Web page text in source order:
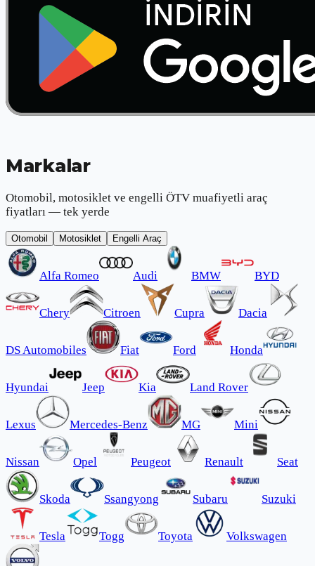
Markalar
Otomobil, motosiklet ve engelli ÖTV muafiyetli araç
fiyatları — tek yerde
Otomobil Motosiklet Engelli Araç
Alfa Romeo Audi BMW BYD
Chery Citroen Cupra Dacia
DS Automobiles Fiat Ford Honda
Hyundai Jeep Kia Land Rover
Lexus Mercedes-Benz MG Mini
Nissan Opel Peugeot Renault Seat
Skoda Ssangyong Subaru Suzuki
Tesla Togg Toyota Volkswagen